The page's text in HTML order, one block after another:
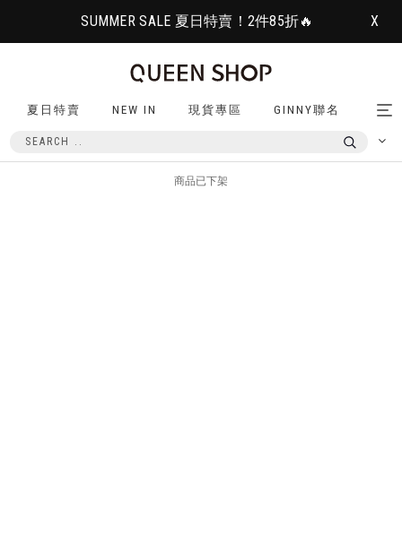
SUMMER SALE 夏日特賣！2件85折🔥 X
夏日特賣 NEW IN 現貨專區 GINNY聯名
商品已下架